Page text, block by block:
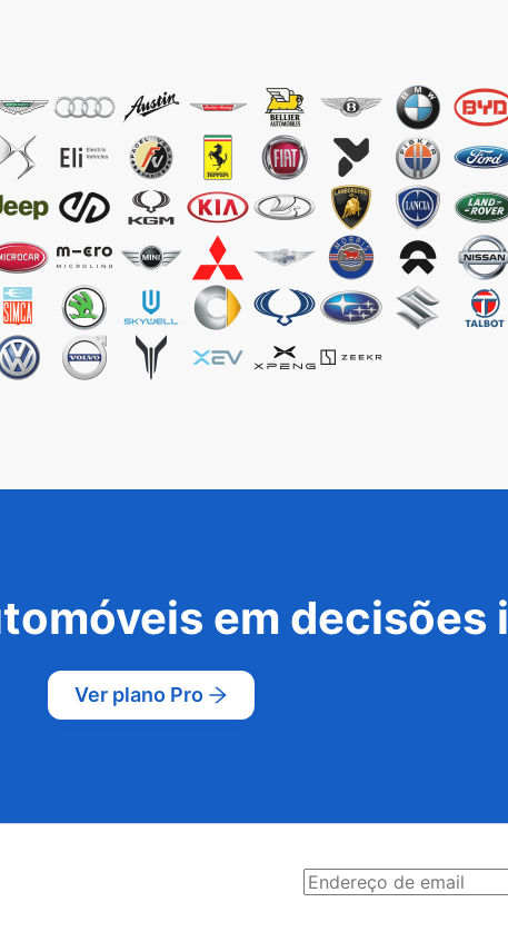
em
Ver plano Pro